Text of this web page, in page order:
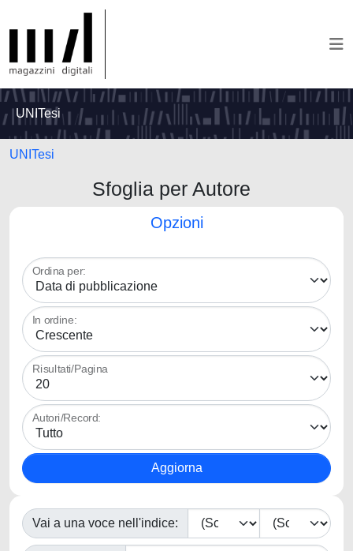
UNITesi
UNITesi
Sfoglia per Autore
Opzioni
Ordina per:
In ordine:
Risultati/Pagina
Autori/Record:
Vai a una voce nell'indice: